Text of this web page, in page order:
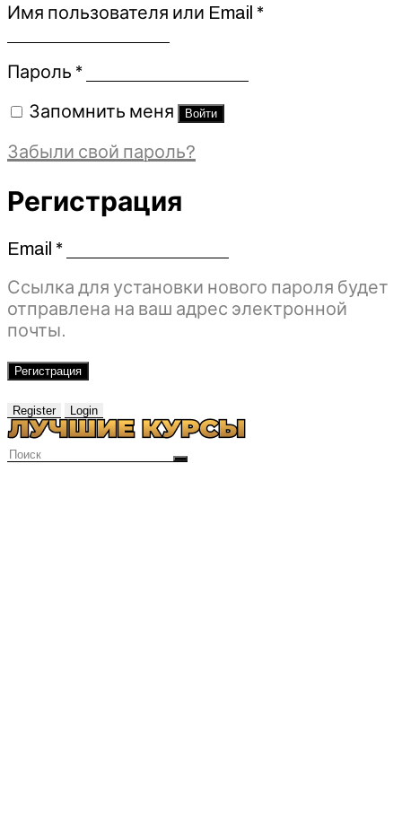
Имя пользователя или Email *Обязательно
Пароль *Обязательно
Запомнить меня Войти
Забыли свой пароль?
Регистрация
Email *Обязательно
Ссылка для установки нового пароля будет
отправлена ​​на ваш адрес электронной
почты.
Регистрация
Register Login